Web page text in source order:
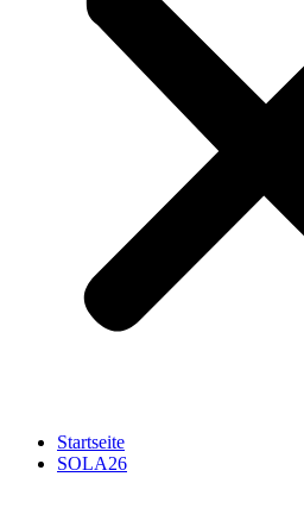
Startseite
SOLA26